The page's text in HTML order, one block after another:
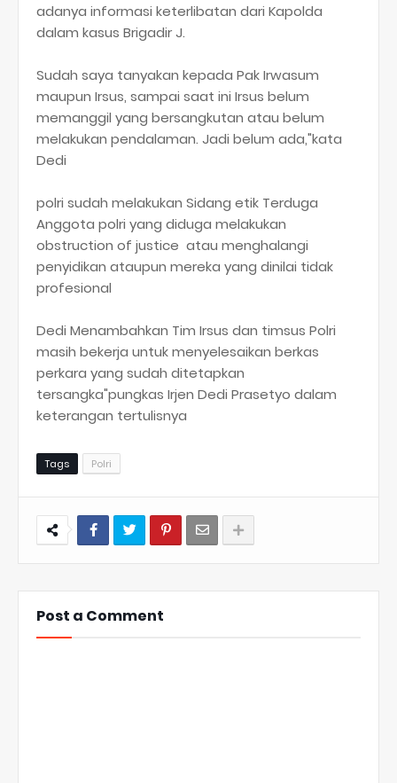
adanya informasi keterlibatan dari Kapolda
dalam kasus Brigadir J.
Sudah saya tanyakan kepada Pak Irwasum
maupun Irsus, sampai saat ini Irsus belum
memanggil yang bersangkutan atau belum
melakukan pendalaman. Jadi belum ada,"kata
Dedi
polri sudah melakukan Sidang etik Terduga
Anggota polri yang diduga melakukan
obstruction of justice atau menghalangi
penyidikan ataupun mereka yang dinilai tidak
profesional
Dedi Menambahkan Tim Irsus dan timsus Polri
masih bekerja untuk menyelesaikan berkas
perkara yang sudah ditetapkan
tersangka"pungkas Irjen Dedi Prasetyo dalam
keterangan tertulisnya
Tags Polri
Post a Comment